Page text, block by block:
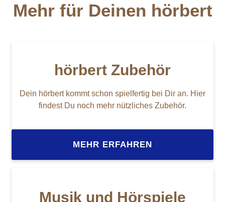
Mehr für Deinen hörbert
hörbert Zubehör
Dein hörbert kommt schon spielfertig bei Dir an. Hier
findest Du noch mehr nützliches Zubehör.
MEHR ERFAHREN
Musik und Hörspiele